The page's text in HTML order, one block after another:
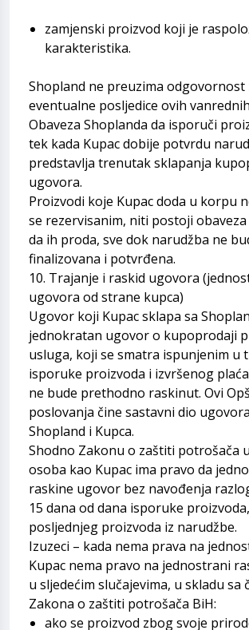
zamjenski proizvod koji je
karakteristika.
Shopland ne preuzima odgovornost
eventualne posljedice ovih
Obaveza Shoplanda da isporuči
tek kada Kupac dobije potvrdu
predstavlja trenutak sklapanja
ugovora.
Proizvodi koje Kupac doda u korpu
se rezervisanim, niti postoji
da ih proda, sve dok narudžba ne
finalizovana i potvrđena.
10. Trajanje i raskid ugovora
ugovora od strane kupca)
Ugovor koji Kupac sklapa sa
jednokratan ugovor o kupoprodaji
usluga, koji se smatra ispunjenim u
isporuke proizvoda i izvršenog
ne bude prethodno raskinut. Ovi
poslovanja čine sastavni dio
Shopland i Kupca.
Shodno Zakonu o zaštiti potrošača
osoba kao Kupac ima pravo da
raskine ugovor bez navođenja
15 dana od dana isporuke
posljednjeg proizvoda iz narudžbe.
Izuzeci – kada nema prava na
Kupac nema pravo na jednostrani
u sljedećim slučajevima, u skladu sa
Zakona o zaštiti potrošača BiH:
ako se proizvod zbog svoje